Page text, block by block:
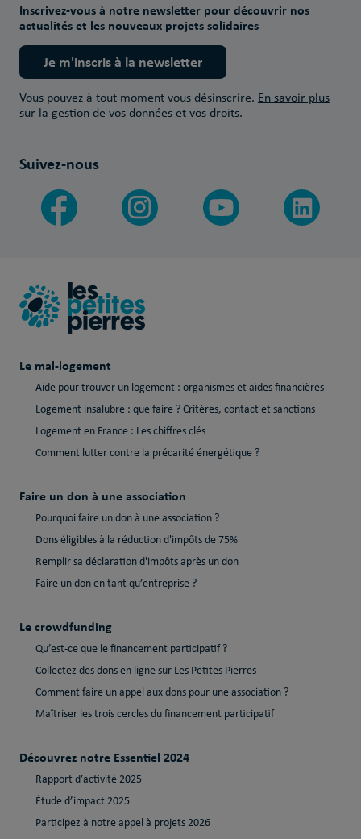
Inscrivez-vous à notre newsletter pour découvrir nos
actualités et les nouveaux projets solidaires
Je m'inscris à la newsletter
Vous pouvez à tout moment vous désinscrire. En savoir plus
sur la gestion de vos données et vos droits.
Suivez-nous
Le mal-logement
Aide pour trouver un logement : organismes et aides financières
Logement insalubre : que faire ? Critères, contact et sanctions
Logement en France : Les chiffres clés
Comment lutter contre la précarité énergétique ?
Faire un don à une association
Pourquoi faire un don à une association ?
Dons éligibles à la réduction d'impôts de 75%
Remplir sa déclaration d'impôts après un don
Faire un don en tant qu’entreprise ?
Le crowdfunding
Qu’est-ce que le financement participatif ?
Collectez des dons en ligne sur Les Petites Pierres
Comment faire un appel aux dons pour une association ?
Maîtriser les trois cercles du financement participatif
Découvrez notre Essentiel 2024
Rapport d’activité 2025
Étude d’impact 2025
Participez à notre appel à projets 2026